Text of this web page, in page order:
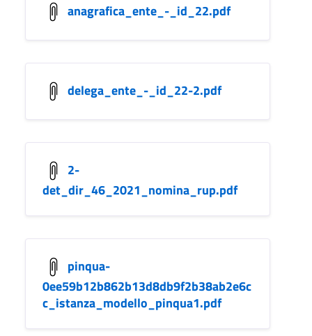
anagrafica_ente_-_id_22.pdf
delega_ente_-_id_22-2.pdf
2-
det_dir_46_2021_nomina_rup.pdf
pinqua-
0ee59b12b862b13d8db9f2b38ab2e6c
c_istanza_modello_pinqua1.pdf